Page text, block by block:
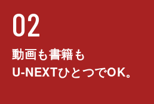
02
動画も書籍も
U-NEXTひとつでOK。